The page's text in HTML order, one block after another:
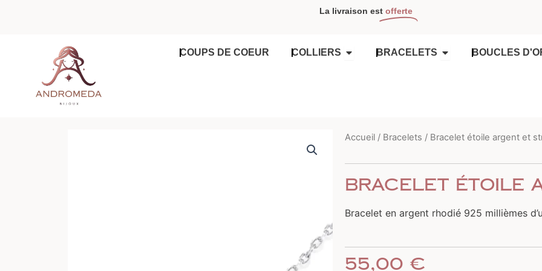
La livraison est offerte
COUPS DE COEUR COLLIERS OUVRIR COLLIERS
BRACELETS OUVRIR BRACELETS
BOUCLES
Accueil / Bracelets / Bracelet étoile argent et
Bracelet étoile
Bracelet en argent rhodié 925 millièmes
55,00€